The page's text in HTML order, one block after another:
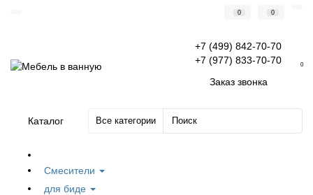
0 0
+7 (499) 842-70-70
+7 (977) 833-70-70
Заказ звонка
0
Каталог Все категории
Смесители
для биде